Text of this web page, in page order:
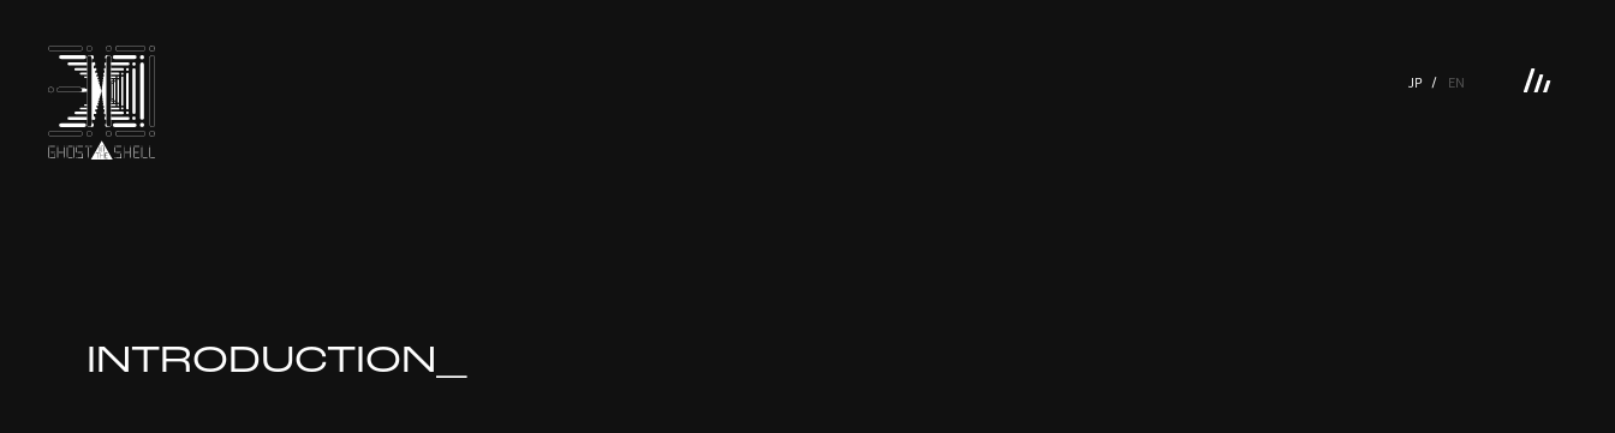
JP EN
INTRODUCTION_